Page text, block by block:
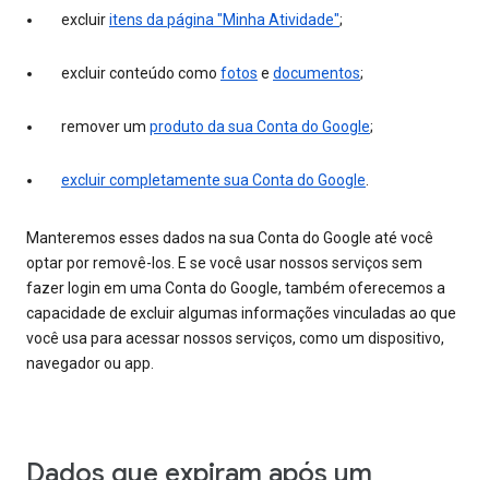
excluiritens da página "Minha Atividade";
excluir conteúdo como fotos e documentos;
remover um produto da sua Conta do Google;
excluir completamente sua Conta do Google.
Manteremos esses dados na sua Conta do Google até você
optar por removê-los. E se você usar nossos serviços sem
fazer login em uma Conta do Google, também oferecemos a
capacidade de excluir algumas informações vinculadas ao que
você usa para acessar nossos serviços, como um dispositivo,
navegador ou app.